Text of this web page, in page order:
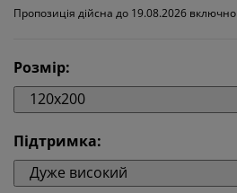
Пропозиція дійсна до 19.08.2026 включно
Розмір:
120x200
Підтримка:
Дуже високий